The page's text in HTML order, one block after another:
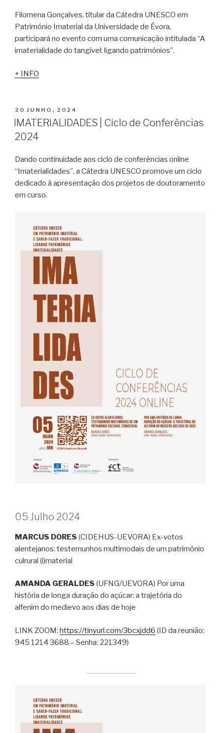
Filomena Gonçalves, títular da Cátedra UNESCO em
Património Imaterial da Universidade de Évora,
participará no evento com uma comunicação intitulada “A
imaterialidade do tangível: ligando patrimónios”.
+ INFO
PUBLICADO
EM
20 JUNHO, 2024
IMATERIALIDADES | Ciclo de Conferências
2024
Dando continuidade aos ciclo de conferências online
“Imaterialidades”, a Cátedra UNESCO promove um ciclo
dedicado à apresentação dos projetos de doutoramento
em curso.
05 Julho 2024
MARCUS DORES (CIDEHUS-UEVORA) Ex-votos
alentejanos: testemunhos multimodais de um património
culrural (i)material
AMANDA GERALDES (UFNG/UEVORA) Por uma
história de longa duração do açúcar: a trajetória do
alfenim do medievo aos dias de hoje
LINK ZOOM: https://tinyurl.com/3bcxjdd6 (ID da reunião:
945 1214 3688 – Senha: 221349)